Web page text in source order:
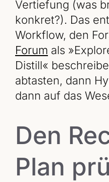
Vertiefung (was
konkret?). Das
Workflow, den
Forum als
Distill«
abtasten, dann
dann auf das
Den
Plan